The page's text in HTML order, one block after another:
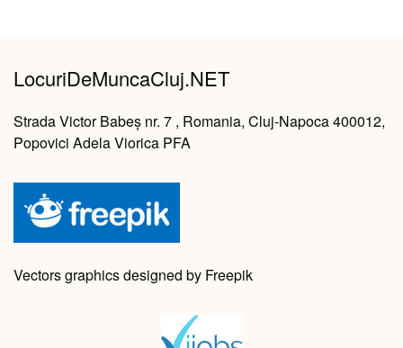
LocuriDeMuncaCluj.NET
Strada Victor Babeș nr. 7 , Romania, Cluj-Napoca 400012,
Popovici Adela Viorica PFA
Vectors graphics designed by Freepik